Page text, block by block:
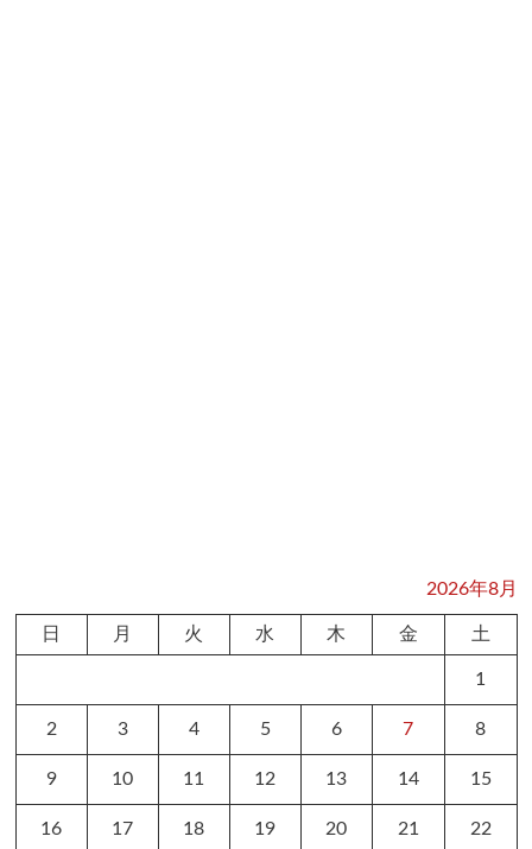
2026年8月
日 月 火 水 木 金 土
1
2 3 4 5 6 7 8
9 10 11 12 13 14 15
16 17 18 19 20 21 22